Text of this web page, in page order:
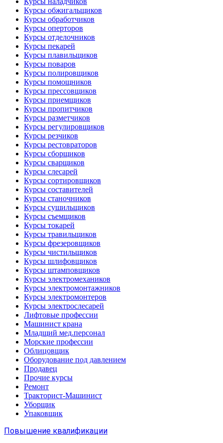
Курсы обжигальщиков
Курсы обработчиков
Курсы оперторов
Курсы отделочников
Курсы пекарей
Курсы плавильщиков
Курсы поваров
Курсы полировщиков
Курсы помощников
Курсы прессовщиков
Курсы приемщиков
Курсы пропитчиков
Курсы разметчиков
Курсы регулировщиков
Курсы резчиков
Курсы рестовраторов
Курсы сборщиков
Курсы сварщиков
Курсы слесарей
Курсы сортировщиков
Курсы составителей
Курсы станочников
Курсы сушильщиков
Курсы съемщиков
Курсы токарей
Курсы травильщиков
Курсы фрезеровщиков
Курсы чистильщиков
Курсы шлифовщиков
Курсы штамповщиков
Курсы электромехаников
Курсы электромонтажников
Курсы электромонтеров
Курсы электрослесарей
Лифтовые профессии
Машинист крана
Младщий мед.персонал
Морские профессии
Облицовщик
Оборудование под давлением
Продавец
Прочие курсы
Ремонт
Тракторист-Машинист
Уборщик
Упаковщик
Повышение квалификации